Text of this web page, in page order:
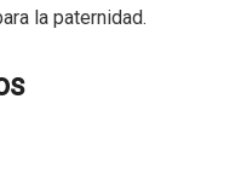
la paternidad.